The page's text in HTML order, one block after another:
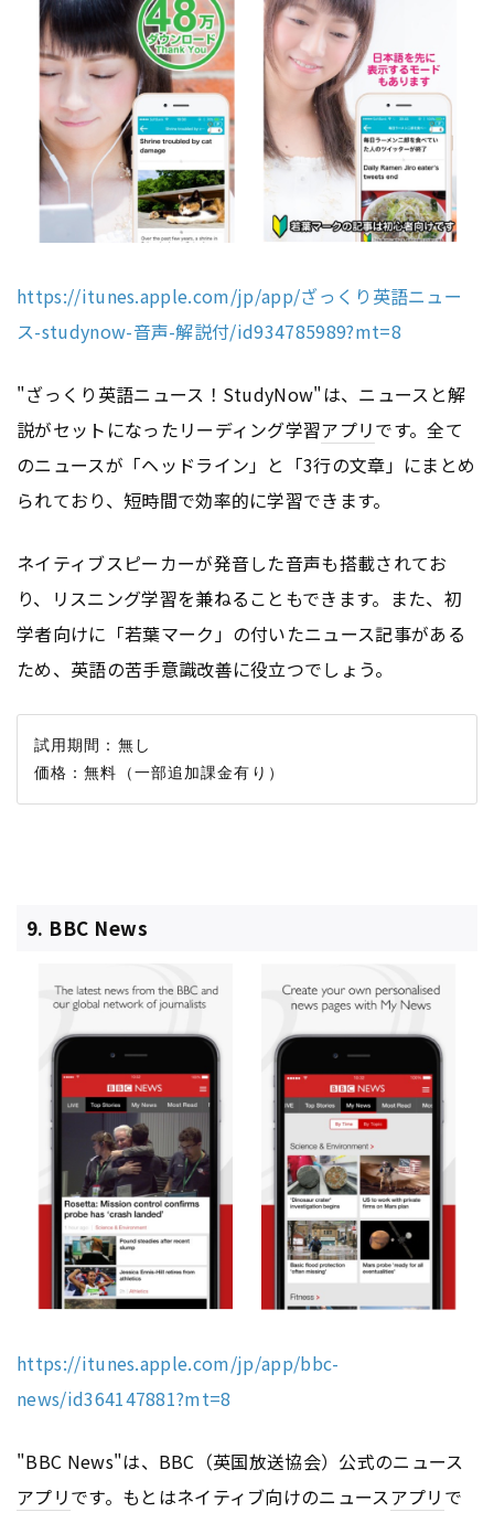
https://itunes.apple.com/jp/app/ざっくり英語ニュー
ス-studynow-音声-解説付/id934785989?mt=8
"ざっくり英語ニュース！StudyNow"は、ニュースと解
説がセットになったリーディング学習アプリです。全て
のニュースが「ヘッドライン」と「3行の文章」にまとめ
られており、短時間で効率的に学習できます。
ネイティブスピーカーが発音した音声も搭載されてお
り、リスニング学習を兼ねることもできます。また、初
学者向けに「若葉マーク」の付いたニュース記事がある
ため、英語の苦手意識改善に役立つでしょう。
試用期間：無し
9. BBC News
https://itunes.apple.com/jp/app/bbc-
news/id364147881?mt=8
"BBC News"は、BBC（英国放送協会）公式のニュース
アプリです。もとはネイティブ向けのニュースアプリ で